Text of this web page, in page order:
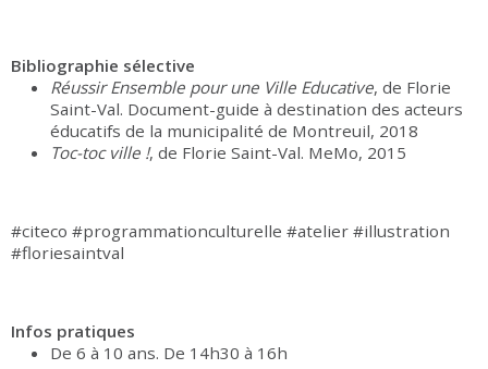
Bibliographie sélective
Réussir Ensemble pour une Ville Educative, de Florie
Saint-Val. Document-guide à destination des acteurs
éducatifs de la municipalité de Montreuil, 2018
Toc-toc ville !, de Florie Saint-Val. MeMo, 2015
#citeco #programmationculturelle #atelier #illustration
#floriesaintval
Infos pratiques
De 6 à 10 ans. De 14h30 à 16h